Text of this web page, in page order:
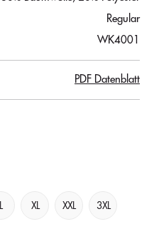
Regular
WK4001
PDF Datenblatt
XL XXL 3XL